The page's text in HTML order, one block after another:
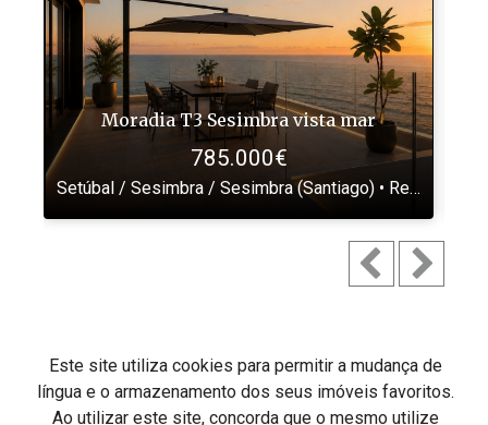
Este site utiliza cookies para permitir a mudança de
língua e o armazenamento dos seus imóveis favoritos.
Ao utilizar este site, concorda que o mesmo utilize
Moradia T3 Sesimbra vista mar
785.000€
Setúbal / Sesimbra / Sesimbra (Santiago) • Ref: NO298
Fácil Diálogo
Fácil Diálogo Unipessoal Lda AMI: 16667